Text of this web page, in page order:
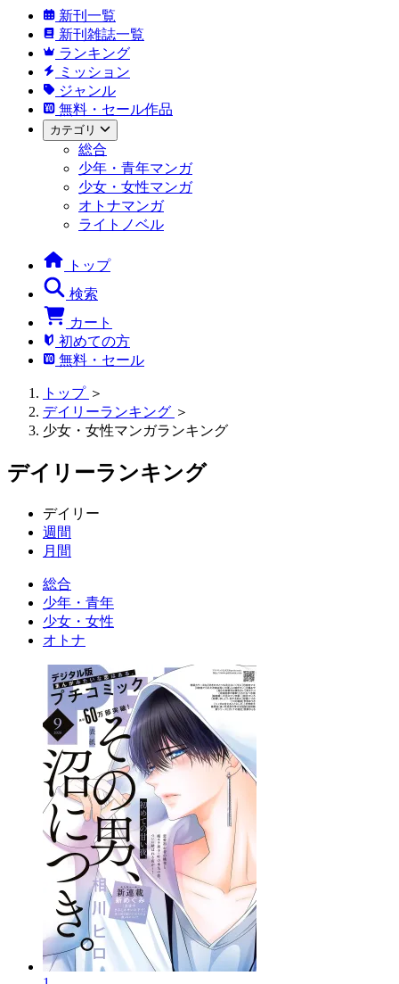
新刊一覧
新刊雑誌一覧
ランキング
ミッション
ジャンル
無料・セール作品
カテゴリ
総合
少年・青年マンガ
少女・女性マンガ
オトナマンガ
ライトノベル
トップ
検索
カート
初めての方
無料・セール
トップ ＞
デイリーランキング ＞
少女・女性マンガランキング
デイリーランキング
デイリー
週間
月間
総合
少年・青年
少女・女性
オトナ